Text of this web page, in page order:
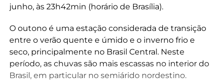
junho, às 23h42min (horário de Brasília).
O outono é uma estação considerada de transição
entre o verão quente e úmido e o inverno frio e
seco, principalmente no Brasil Central. Neste
período, as chuvas são mais escassas no interior do
Brasil, em particular no semiárido nordestino.